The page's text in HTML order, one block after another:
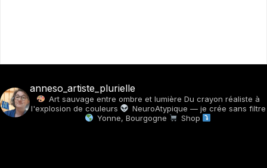
anneso_artiste_plurielle
Art sauvage entre ombre et lumière Du crayon réaliste à
l'explosion de couleurs
NeuroAtypique — je crée sans filtre
Yonne, Bourgogne
Shop